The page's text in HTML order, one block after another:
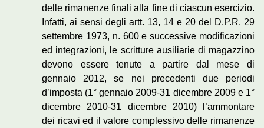
delle rimanenze finali alla fine di ciascun esercizio.
Infatti, ai sensi degli artt. 13, 14 e 20 del D.P.R. 29
settembre 1973, n. 600 e successive modificazioni
ed integrazioni, le scritture ausiliarie di magazzino
devono essere tenute a partire dal mese di
gennaio 2012, se nei precedenti due periodi
d’imposta (1° gennaio 2009-31 dicembre 2009 e 1°
dicembre 2010-31 dicembre 2010) l’ammontare
dei ricavi ed il valore complessivo delle rimanenze